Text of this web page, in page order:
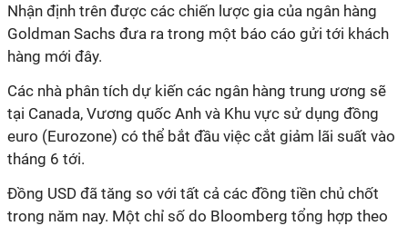
Nhận định trên được các chiến lược gia của ngân hàng
Goldman Sachs đưa ra trong một báo cáo gửi tới khách
hàng mới đây.
Các nhà phân tích dự kiến các ngân hàng trung ương sẽ
tại Canada, Vương quốc Anh và Khu vực sử dụng đồng
euro (Eurozone) có thể bắt đầu việc cắt giảm lãi suất vào
tháng 6 tới.
Đồng USD đã tăng so với tất cả các đồng tiền chủ chốt
trong năm nay. Một chỉ số do Bloomberg tổng hợp theo